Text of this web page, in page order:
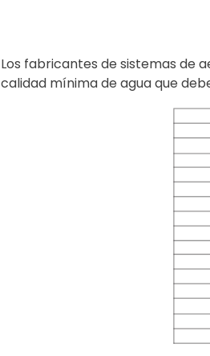
Los fabricantes de sistemas de
calidad mínima de agua que